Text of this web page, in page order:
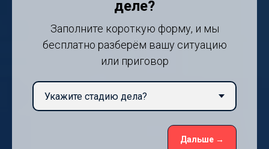
деле?
Заполните короткую форму, и мы
бесплатно разберём вашу ситуацию
или приговор
Дальше →